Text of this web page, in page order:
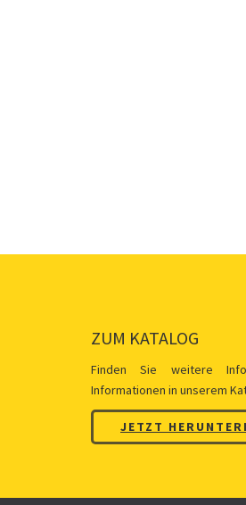
ZUM KATALOG
Finden Sie weitere
Informationen in unserem
JETZT